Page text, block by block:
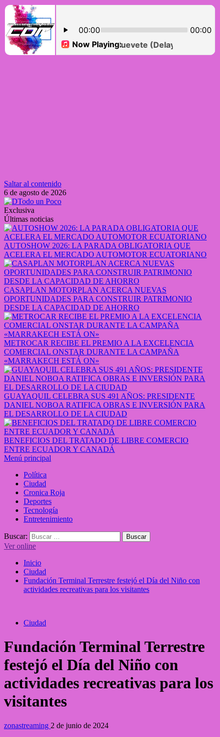
Saltar al contenido
6 de agosto de 2026
Exclusiva
Últimas noticias
AUTOSHOW 2026: LA PARADA OBLIGATORIA QUE
ACELERA EL MERCADO AUTOMOTOR ECUATORIANO
CASAPLAN MOTORPLAN ACERCA NUEVAS
OPORTUNIDADES PARA CONSTRUIR PATRIMONIO
DESDE LA CAPACIDAD DE AHORRO
METROCAR RECIBE EL PREMIO A LA EXCELENCIA
COMERCIAL ONSTAR DURANTE LA CAMPAÑA
«MARRAKECH ESTÁ ON»
GUAYAQUIL CELEBRA SUS 491 AÑOS: PRESIDENTE
DANIEL NOBOA RATIFICA OBRAS E INVERSIÓN PARA
EL DESARROLLO DE LA CIUDAD
BENEFICIOS DEL TRATADO DE LIBRE COMERCIO
ENTRE ECUADOR Y CANADÁ
Menú principal
Política
Ciudad
Cronica Roja
Deportes
Tecnología
Entretenimiento
Buscar:
Ver online
Inicio
Ciudad
Fundación Terminal Terrestre festejó el Día del Niño con
actividades recreativas para los visitantes
Ciudad
Fundación Terminal Terrestre
festejó el Día del Niño con
actividades recreativas para los
visitantes
zonastreaming 2 de junio de 2024